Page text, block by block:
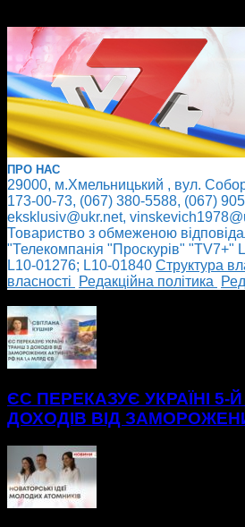
ПРО НАС
29000, м.Хмельницький , вул.
173-00-73, (067) 380-5588, (067)
eksklusiv@ukr.net,
Товариство з обмеженою
"Телекомпанія "Проскурів" "TV7+"
L10-01276; L10-01840 Cтруктура
власності
Редакційна політика
ЄС ПЕРЕКАЗУЄ УКРАЇНІ 5-
ДОХОДІВ ВІД